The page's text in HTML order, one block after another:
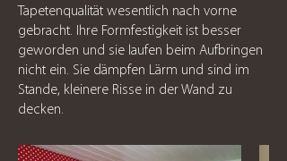
Tapetenqualität wesentlich nach vorne
gebracht. Ihre Formfestigkeit ist besser
geworden und sie laufen beim Aufbringen
nicht ein. Sie dämpfen Lärm und sind im
Stande, kleinere Risse in der Wand zu
decken.